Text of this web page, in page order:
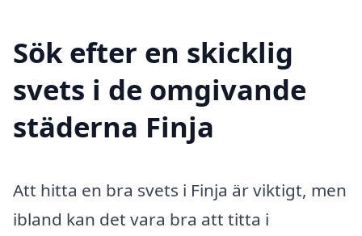
Sök efter en skicklig
svets i de omgivande
städerna Finja
Att hitta en bra svets i Finja är viktigt, men
ibland kan det vara bra att titta i